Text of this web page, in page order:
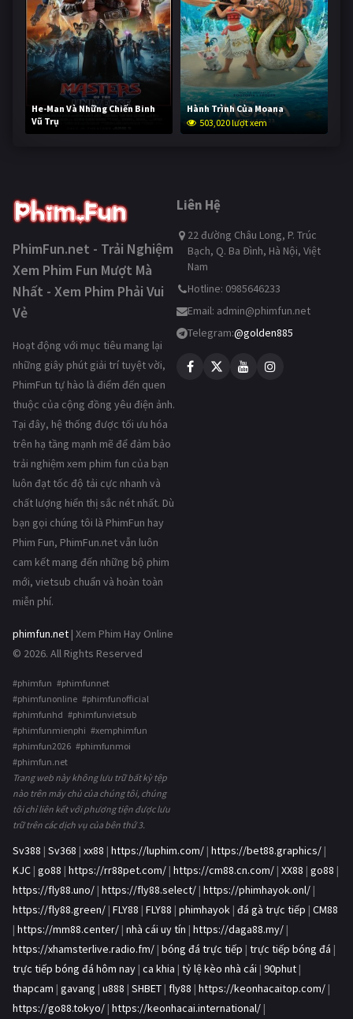
He-Man Và Những Chiến Binh
Vũ Trụ
253,044 lượt xem
Hành Trình Của Moana
503,020 lượt xem
PhimFun.net - Trải Nghiệm
Xem Phim Fun Mượt Mà
Nhất - Xem Phim Phải Vui
Vẻ
Hoạt động với mục tiêu mang lại
những giây phút giải trí tuyệt vời,
PhimFun tự hào là điểm đến quen
thuộc của cộng đồng yêu điện ảnh.
Tại đây, hệ thống được tối ưu hóa
trên hạ tầng mạnh mẽ để đảm bảo
trải nghiệm xem phim fun của bạn
luôn đạt tốc độ tải cực nhanh và
chất lượng hiển thị sắc nét nhất. Dù
bạn gọi chúng tôi là PhimFun hay
Phim Fun, PhimFun.net vẫn luôn
cam kết mang đến những bộ phim
mới, vietsub chuẩn và hoàn toàn
miễn phí.
phimfun.net | Xem Phim Hay Online
© 2026. All Rights Reserved
#phimfun #phimfunnet
#phimfunonline #phimfunofficial
#phimfunhd #phimfunvietsub
#phimfunmienphi #xemphimfun
#phimfun2026 #phimfunmoi
#phimfun.net
Trang web này không lưu trữ bất kỳ tệp
nào trên máy chủ của chúng tôi, chúng
tôi chỉ liên kết với phương tiện được lưu
trữ trên các dịch vụ của bên thứ 3.
Liên Hệ
22 đường Châu Long, P. Trúc
Bạch, Q. Ba Đình, Hà Nội, Việt
Nam
Hotline: 0985646233
Email: admin@phimfun.net
Telegram:@golden885
Sv388 | Sv368 | xx88 | https://luphim.com/ | https://bet88.graphics/ |
KJC | go88 | https://rr88pet.com/ | https://cm88.cn.com/ | XX88 | go88 |
https://fly88.uno/ | https://fly88.select/ | https://phimhayok.onl/ |
https://fly88.green/ | FLY88 | FLY88 | phimhayok | đá gà trực tiếp | CM88
| https://mm88.center/ | nhà cái uy tín | https://daga88.my/ |
https://xhamsterlive.radio.fm/ | bóng đá trực tiếp | trực tiếp bóng đá |
trực tiếp bóng đá hôm nay | ca khia | tỷ lệ kèo nhà cái | 90phut |
thapcam | gavang | u888 | SHBET | fly88 | https://keonhacaitop.com/ |
https://go88.tokyo/ | https://keonhacai.international/ |